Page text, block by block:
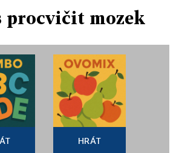
procvičit mozek
HRÁT